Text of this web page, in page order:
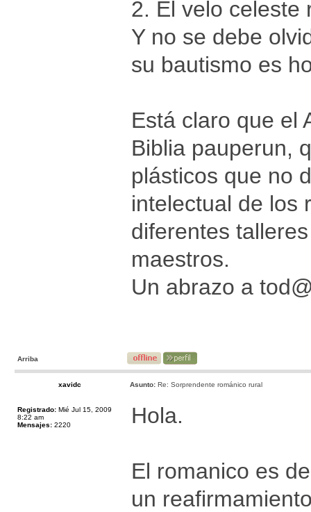
2. El velo celeste
Y no se debe
su bautismo es
Está claro que el
Biblia pauperun,
plásticos que no
intelectual de los
diferentes
maestros.
Un abrazo a
Arriba
xavidc Asunto: Re: Sorprendente románico rural
Registrado: Mié Jul 15, 2009
8:22 am
Mensajes: 2220 Hola.
El romanico es
un